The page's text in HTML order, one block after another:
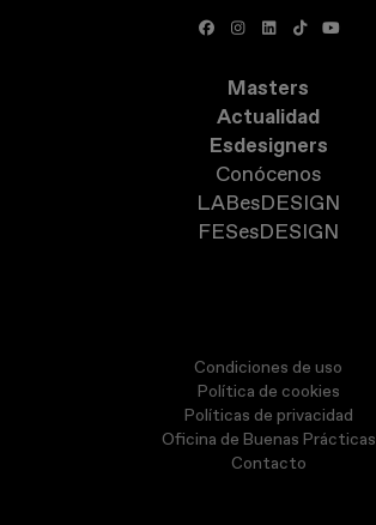
Masters
Actualidad
Esdesigners
Conócenos
LABesDESIGN
FESesDESIGN
Condiciones de uso
Política de cookies
Políticas de privacidad
Oficina de Buenas Prácticas
Contacto